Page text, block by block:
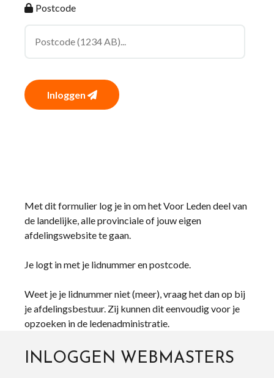
Postcode
Inloggen
Met dit formulier log je in om het Voor Leden deel van
de landelijke, alle provinciale of jouw eigen
afdelingswebsite te gaan.
Je logt in met je lidnummer en postcode.
Weet je je lidnummer niet (meer), vraag het dan op bij
je afdelingsbestuur. Zij kunnen dit eenvoudig voor je
opzoeken in de ledenadministratie.
INLOGGEN WEBMASTERS